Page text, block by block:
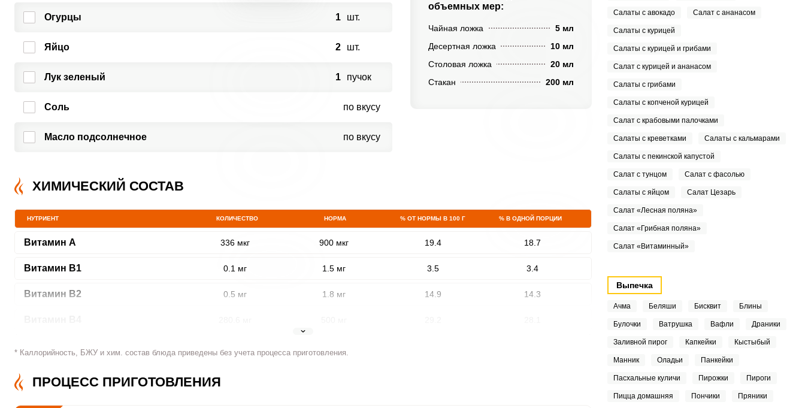
Огурцы 1 шт.
Яйцо 2 шт.
Лук зеленый 1 пучок
Соль по вкусу
Масло подсолнечное по вкусу
объемных мер:
Чайная ложка
5 мл
Десертная ложка
10 мл
Столовая ложка
20 мл
Стакан
200 мл
ХИМИЧЕСКИЙ СОСТАВ
НУТРИЕНТ КОЛИЧЕСТВО НОРМА % ОТ НОРМЫ В 100 Г % В ОДНОЙ ПОРЦИИ
Витамин A 336 мкг 900 мкг 19.4 18.7
Витамин В1 0.1 мг 1.5 мг 3.5 3.4
Витамин В2 0.5 мг 1.8 мг 14.9 14.3
* Каллорийность, БЖУ и хим. состав блюда приведены без учета процесса приготовления.
ПРОЦЕСС ПРИГОТОВЛЕНИЯ
Салаты с авокадо Салат с ананасом
Салаты с курицей
Салаты с курицей и грибами
Салат с курицей и ананасом
Салаты с грибами
Салаты с копченой курицей
Салат с крабовыми палочками
Салаты с креветками Салаты с кальмарами
Салаты с пекинской капустой
Салат с тунцом Салат с фасолью
Салаты с яйцом Салат Цезарь
Салат «Лесная поляна»
Салат «Грибная поляна»
Салат «Витаминный»
Выпечка
Ачма Беляши Бисквит Блины
Булочки Ватрушка Вафли Драники
Заливной пирог Капкейки Кыстыбый
Манник Оладьи Панкейки
Пасхальные куличи Пирожки Пироги
Пицца домашняя Пончики Пряники